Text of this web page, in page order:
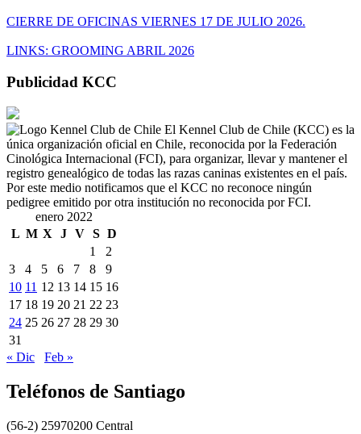
CIERRE DE OFICINAS VIERNES 17 DE JULIO 2026.
LINKS: GROOMING ABRIL 2026
Publicidad KCC
El Kennel Club de Chile (KCC) es la
única organización oficial en Chile, reconocida por la Federación
Cinológica Internacional (FCI), para organizar, llevar y mantener el
registro genealógico de todas las razas caninas existentes en el país.
Por este medio notificamos que el KCC no reconoce ningún
pedigree emitido por otra institución no reconocida por FCI.
enero 2022
L M X J V S D
1
2
3
4 5 6 7 8
9
10 11 12 13 14 15 16
17 18 19 20 21 22 23
24 25 26 27 28 29 30
31
« Dic
Feb »
Teléfonos de Santiago
(56-2) 25970200 Central